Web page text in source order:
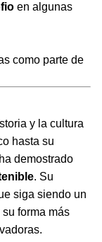
en algunas
como parte de
y la cultura
hasta su
demostrado
. Su
siga siendo un
forma más